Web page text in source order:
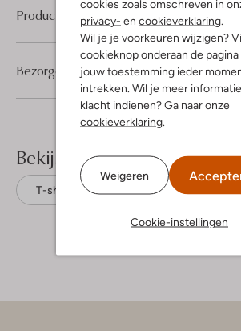
cookies zoals omschreven in
privacy- en cookieverklaring.
Wil je je voorkeuren wijzigen?
cookieknop onderaan de
jouw toestemming ieder
intrekken. Wil je meer
klacht indienen? Ga naar onze
cookieverklaring.
Weigeren
Cookie-instellingen
Product informatie
Bezorgen & retourneren
Bekijk meer
T-shirts Cast Iron